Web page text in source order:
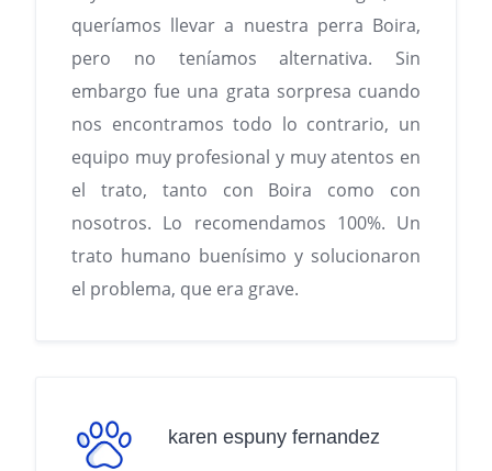
queríamos llevar a nuestra perra Boira,
pero no teníamos alternativa. Sin
embargo fue una grata sorpresa cuando
nos encontramos todo lo contrario, un
equipo muy profesional y muy atentos en
el trato, tanto con Boira como con
nosotros. Lo recomendamos 100%. Un
trato humano buenísimo y solucionaron
el problema, que era grave.
karen espuny fernandez